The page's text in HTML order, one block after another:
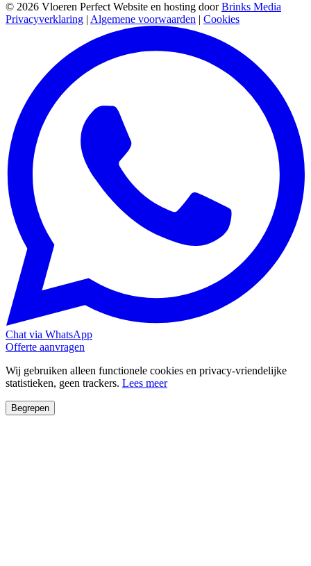
© 2026 Vloeren Perfect Website en hosting doorBrinks Media
Privacyverklaring | Algemene voorwaarden | Cookies
Chat via WhatsApp
Offerte aanvragen
Wij gebruiken alleen functionele cookies en privacy-vriendelijke
statistieken, geen trackers. Lees meer
Begrepen